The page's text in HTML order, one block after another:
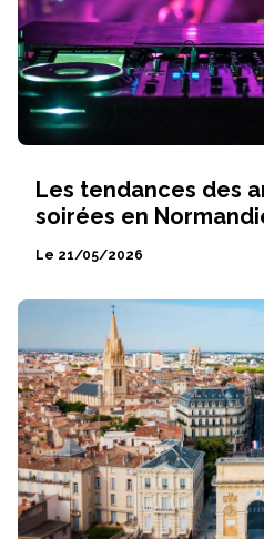
Les tendances des
soirées en
Le 21/05/2026